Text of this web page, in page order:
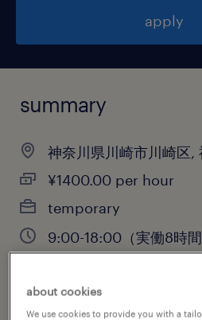
apply
summary
神奈川県川崎市川崎区,
¥1400.00 per hour
temporary
9:00-18:00（実働8時
job category
about cookies
We use cookies to provide you with a